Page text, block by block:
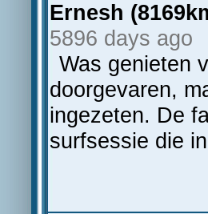
Ernesh
5896 days ago
Was genieten
doorgevaren,
ingezeten. De
surfsessie die